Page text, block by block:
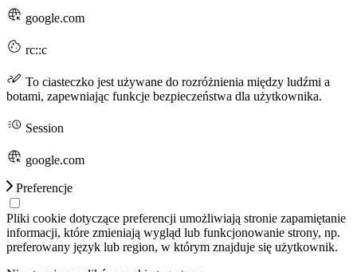
google.com
rc::c
To ciasteczko jest używane do rozróżnienia między ludźmi a
botami, zapewniając funkcje bezpieczeństwa dla użytkownika.
Session
google.com
Preferencje
Pliki cookie dotyczące preferencji umożliwiają stronie zapamiętanie
informacji, które zmieniają wygląd lub funkcjonowanie strony, np.
preferowany język lub region, w którym znajduje się użytkownik.